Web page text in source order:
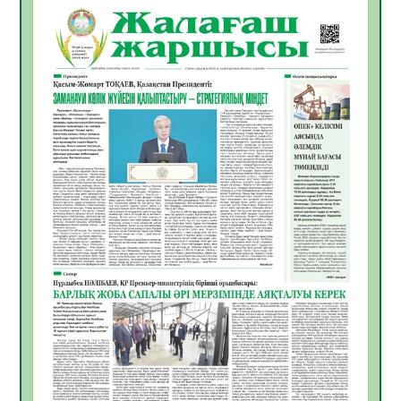
06.08.2026
Инфекциялық ауруларға қарсы иммундау
жұмыстарының тиімділігі
06.08.2026
44
Көкжөтел ауруы туралы
06.08.2026
39
АПВ вакцинасы туралы мәлімет
06.08.2026
39
Open Air: Қызылорда облысы полиция
департаменті 20 мыңнан астам
көрерменнің қауіпсіздігін қамтамасыз етті
06.08.2026
51
ҚЫЗЫЛОРДАДА «САНАЛЫ ҰРПАҚ –
ЖАРҚЫН БОЛАШАҚ» АТТЫ КЕҢЕЙТІЛГЕН
МӘЖІЛІС ӨТТІ
05.08.2026
52